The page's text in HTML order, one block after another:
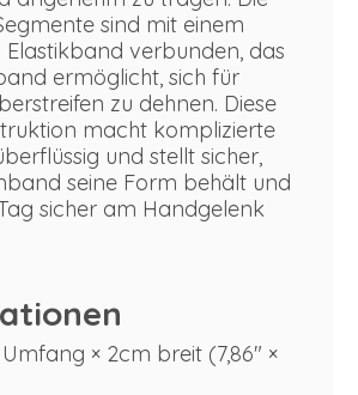
sind mit einem
verbunden, das
ermöglicht, sich für
zu dehnen. Diese
macht komplizierte
und stellt sicher,
seine Form behält und
sicher am Handgelenk
× 2cm breit (7,86" ×